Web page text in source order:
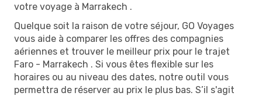
votre voyage à Marrakech .
Quelque soit la raison de votre séjour, GO Voyages
vous aide à comparer les offres des compagnies
aériennes et trouver le meilleur prix pour le trajet
Faro - Marrakech . Si vous êtes flexible sur les
horaires ou au niveau des dates, notre outil vous
permettra de réserver au prix le plus bas. S’il s'agit